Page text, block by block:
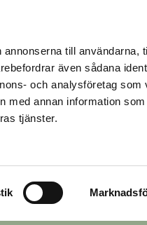
till användarna,
även sådana
och analysföretag som
med annan information
tjänster.
PÅ GÅNG